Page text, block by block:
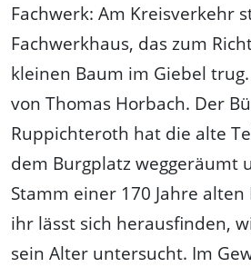
Fachwerk: Am Kreisverkehr
Fachwerkhaus, das zum
kleinen Baum im Giebel
von Thomas Horbach. Der
Ruppichteroth hat die alte
dem Burgplatz weggeräumt
Stamm einer 170 Jahre alten
ihr lässt sich herausfinden,
sein Alter untersucht. Im